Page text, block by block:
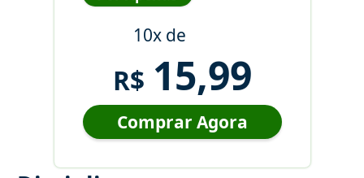
10x de
R$ 15,99
Comprar Agora